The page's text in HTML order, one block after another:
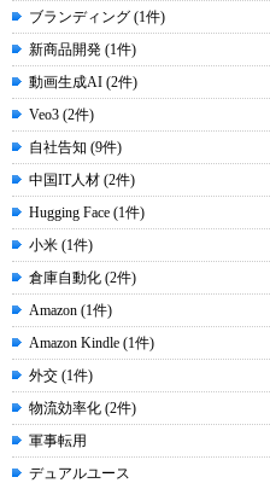
ブランディング (1件)
新商品開発 (1件)
動画生成AI (2件)
Veo3 (2件)
自社告知 (9件)
中国IT人材 (2件)
Hugging Face (1件)
小米 (1件)
倉庫自動化 (2件)
Amazon (1件)
Amazon Kindle (1件)
外交 (1件)
物流効率化 (2件)
軍事転用
デュアルユース